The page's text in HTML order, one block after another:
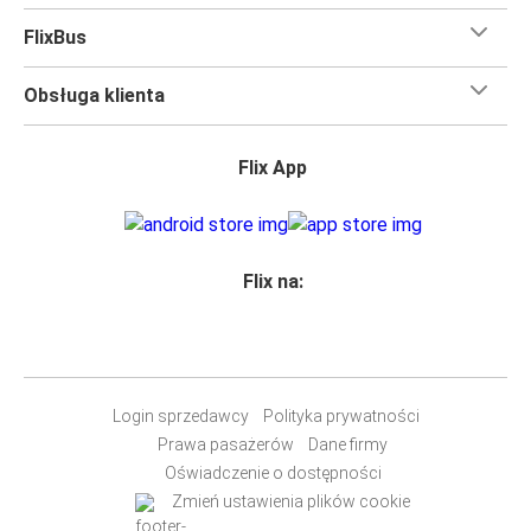
FlixBus
Obsługa klienta
Flix App
Flix na:
Login sprzedawcy
Polityka prywatności
Prawa pasażerów
Dane firmy
Oświadczenie o dostępności
Zmień ustawienia plików cookie